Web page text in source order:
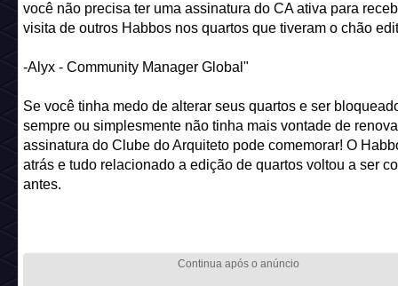
você não precisa ter uma assinatura do CA ativa para
visita de outros Habbos nos quartos que tiveram o chão
-Alyx - Community Manager Global"
Se você tinha medo de alterar seus quartos e ser
sempre ou simplesmente não tinha mais vontade de
assinatura do Clube do Arquiteto pode comemorar! O
atrás e tudo relacionado a edição de quartos voltou a ser
antes.